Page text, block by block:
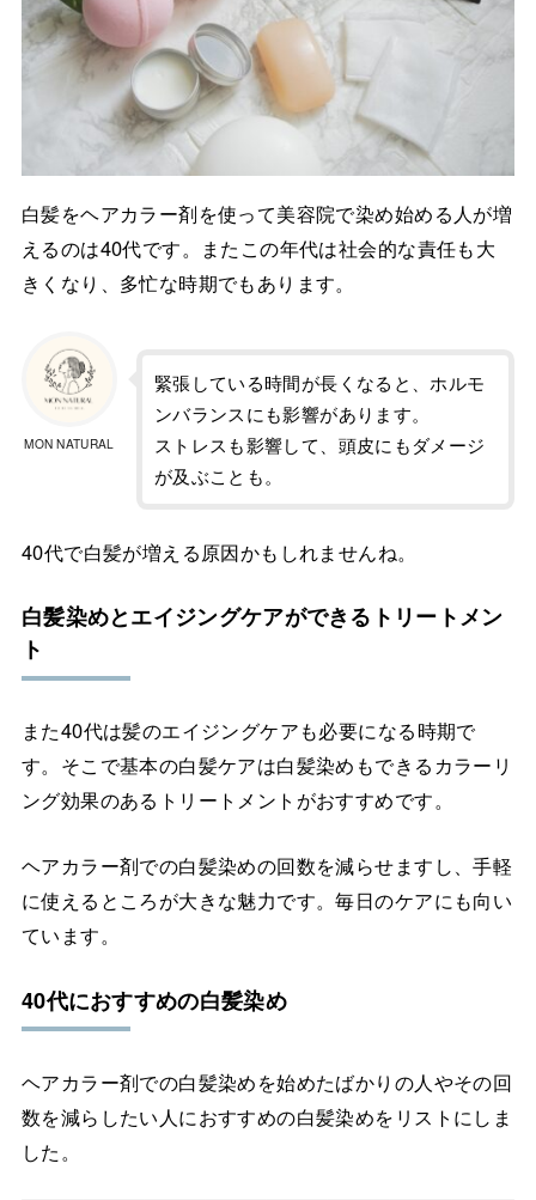
白髪をヘアカラー剤を使って美容院で染め始める人が増
えるのは40代です。またこの年代は社会的な責任も大
きくなり、多忙な時期でもあります。
MON NATURAL
緊張している時間が長くなると、ホルモ
ンバランスにも影響があります。
ストレスも影響して、頭皮にもダメージ
が及ぶことも。
40代で白髪が増える原因かもしれませんね。
白髪染めとエイジングケアができるトリートメン
ト
また40代は髪のエイジングケアも必要になる時期で
す。そこで基本の白髪ケアは白髪染めもできるカラーリ
ング効果のあるトリートメントがおすすめです。
ヘアカラー剤での白髪染めの回数を減らせますし、手軽
に使えるところが大きな魅力です。毎日のケアにも向い
ています。
40代におすすめの白髪染め
ヘアカラー剤での白髪染めを始めたばかりの人やその回
数を減らしたい人におすすめの白髪染めをリストにしま
した。